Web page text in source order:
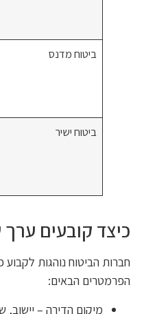
ביטוח מדנס
ביטוח ישיר
כיצד קובעים
חברות הביטוח נוהגות
הפרמטרים הבאים:
מיקום הדירה – יישוב,